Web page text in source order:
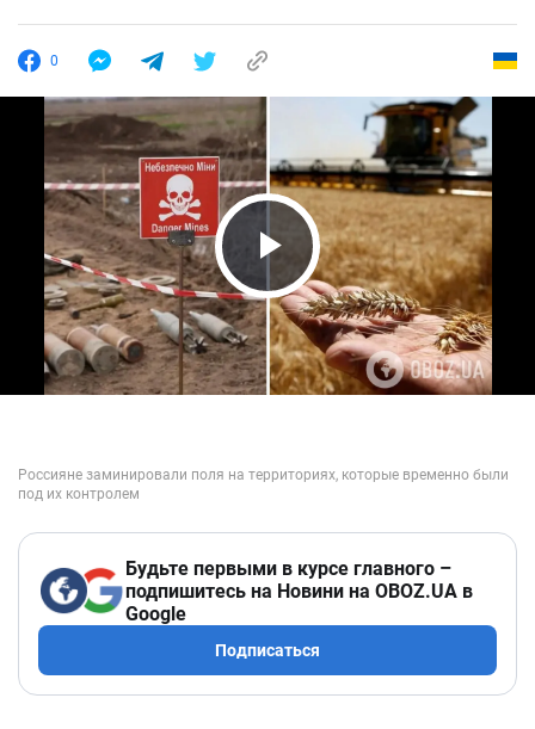
0
Play Video
Будьте первыми в курсе главного –
подпишитесь на Новини на OBOZ.UA в
Google
Подписаться